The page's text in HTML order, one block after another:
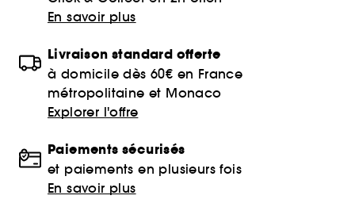
En savoir plus
Livraison standard offerte
à domicile dès 60€ en France
métropolitaine et Monaco
Explorer l'offre
Paiements sécurisés
et paiements en plusieurs fois
En savoir plus